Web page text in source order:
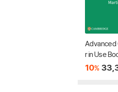
Advanced
r in Use
nswers
10%